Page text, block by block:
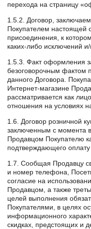
перехода на страницу
1.5.2. Договор,
Покупателем настоящей
присоединения, к
каких-либо исключений и/
1.5.3. Факт оформления
безоговорочным фактом
данного Договора.
Интернет-магазине
рассматривается как
отношения на условиях
1.6. Договор розничной
заключенным с момента
Продавцом Покупателю
подтверждающего оплату
1.7. Сообщая Продавцу
и номер телефона,
согласие на
Продавцом, а также
целей выполнения
Покупателями, в целях
информационного
скидках, предстоящих и